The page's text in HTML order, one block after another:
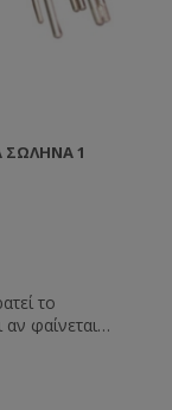
ΣΩΛΉΝΑ 1
το
φαίνεται,
στόμιο
κατάλληλο
κάνει